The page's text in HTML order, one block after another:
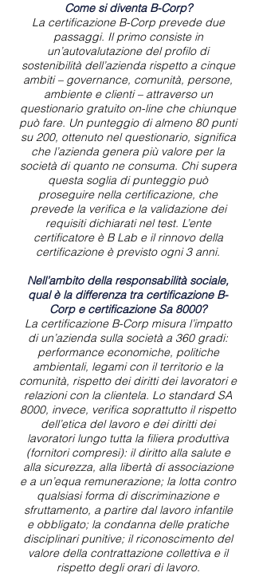
Come si diventa B-Corp?
La certificazione B-Corp prevede due
passaggi. Il primo consiste in
un’autovalutazione del profilo di
sostenibilità dell’azienda rispetto a cinque
ambiti – governance, comunità, persone,
ambiente e clienti – attraverso un
questionario gratuito on-line che chiunque
può fare. Un punteggio di almeno 80 punti
su 200, ottenuto nel questionario, significa
che l’azienda genera più valore per la
società di quanto ne consuma. Chi supera
questa soglia di punteggio può
proseguire nella certificazione, che
prevede la verifica e la validazione dei
requisiti dichiarati nel test. L’ente
certificatore è B Lab e il rinnovo della
certificazione è previsto ogni 3 anni.
Nell’ambito della responsabilità sociale,
qual è la differenza tra certificazione B-
Corp e certificazione Sa 8000?
La certificazione B-Corp misura l’impatto
di un’azienda sulla società a 360 gradi:
performance economiche, politiche
ambientali, legami con il territorio e la
comunità, rispetto dei diritti dei lavoratori e
relazioni con la clientela. Lo standard SA
8000, invece, verifica soprattutto il rispetto
dell’etica del lavoro e dei diritti dei
lavoratori lungo tutta la filiera produttiva
(fornitori compresi): il diritto alla salute e
alla sicurezza, alla libertà di associazione
e a un’equa remunerazione; la lotta contro
qualsiasi forma di discriminazione e
sfruttamento, a partire dal lavoro infantile
e obbligato; la condanna delle pratiche
disciplinari punitive; il riconoscimento del
valore della contrattazione collettiva e il
rispetto degli orari di lavoro.